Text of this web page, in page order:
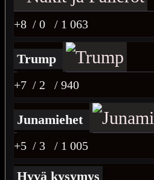
+8 / 0 / 1 063
Trump
+7 / 2 / 940
Junamiehet
+5 / 3 / 1 005
Hyvä kysymys